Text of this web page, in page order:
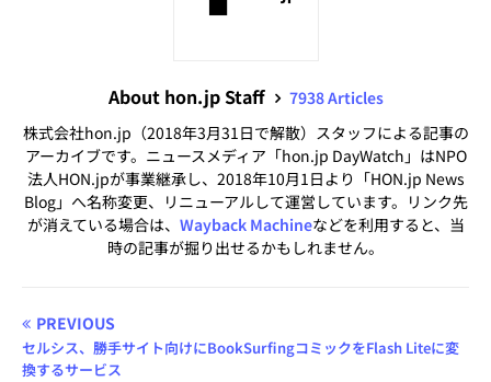
About hon.jp Staff
7938 Articles
株式会社hon.jp（2018年3月31日で解散）スタッフによる記事の
アーカイブです。ニュースメディア「hon.jp DayWatch」はNPO
法人HON.jpが事業継承し、2018年10月1日より「HON.jp News
Blog」へ名称変更、リニューアルして運営しています。リンク先
が消えている場合は、 Wayback Machineなどを利用すると、当
時の記事が掘り出せるかもしれません。
PREVIOUS
セルシス、勝手サイト向けにBookSurfingコミックをFlash Liteに変
換するサービス